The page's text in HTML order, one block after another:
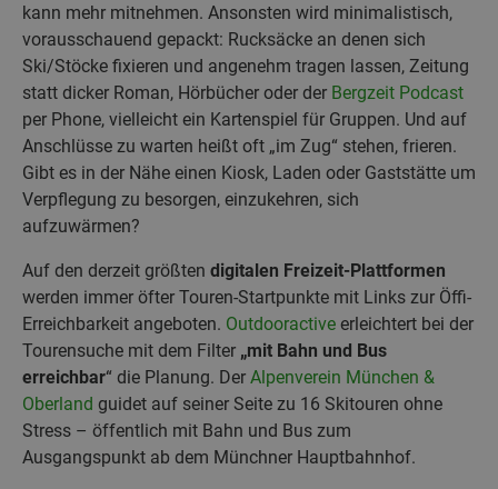
kann mehr mitnehmen. Ansonsten wird minimalistisch,
vorausschauend gepackt: Rucksäcke an denen sich
Ski/Stöcke fixieren und angenehm tragen lassen, Zeitung
statt dicker Roman, Hörbücher oder der Bergzeit Podcast
per Phone, vielleicht ein Kartenspiel für Gruppen. Und auf
Anschlüsse zu warten heißt oft „im Zug“ stehen, frieren.
Gibt es in der Nähe einen Kiosk, Laden oder Gaststätte um
Verpflegung zu besorgen, einzukehren, sich
aufzuwärmen?
Auf den derzeit größten digitalen Freizeit-Plattformen
werden immer öfter Touren-Startpunkte mit Links zur Öffi-
Erreichbarkeit angeboten. Outdooractive erleichtert bei der
Tourensuche mit dem Filter „mit Bahn und Bus
erreichbar“ die Planung. Der Alpenverein München &
Oberland guidet auf seiner Seite zu 16 Skitouren ohne
Stress – öffentlich mit Bahn und Bus zum
Ausgangspunkt ab dem Münchner Hauptbahnhof.